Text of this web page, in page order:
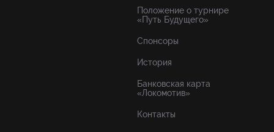
Положение о турнире
«Путь Будущего»
Спонсоры
История
Банковская карта
«Локомотив»
Контакты